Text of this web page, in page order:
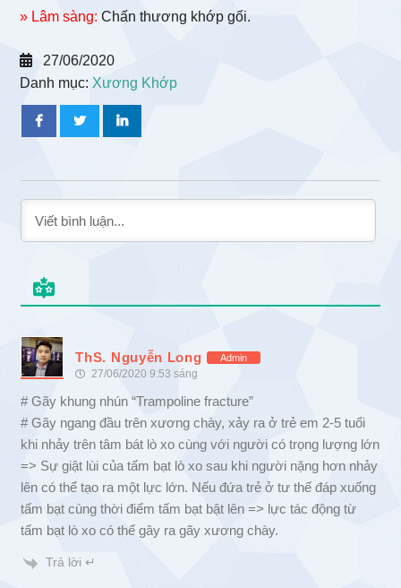
» Lâm sàng: Chấn thương khớp gối.
27/06/2020
Danh mục: Xương Khớp
ThS. Nguyễn Long Admin
27/06/2020 9:53 sáng
# Gãy khung nhún “Trampoline fracture”
# Gãy ngang đầu trên xương chày, xảy ra ở trẻ em 2-5 tuổi
khi nhảy trên tâm bát lò xo cùng với người có trọng lượng lớn
=> Sự giật lùi của tấm bạt lò xo sau khi người nặng hơn nhảy
lên có thể tạo ra một lực lớn. Nếu đứa trẻ ở tư thế đáp xuống
tấm bạt cùng thời điểm tấm bạt bật lên => lực tác động từ
tấm bạt lò xo có thể gây ra gãy xương chày.
Trả lời ↵